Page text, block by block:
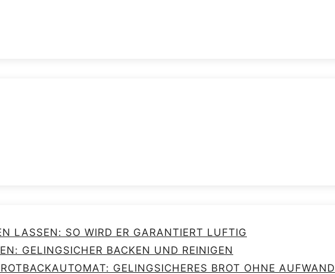
LASSEN: SO WIRD ER GARANTIERT LUFTIG
GELINGSICHER BACKEN UND REINIGEN
GELINGSICHERES BROT OHNE AUFWAND